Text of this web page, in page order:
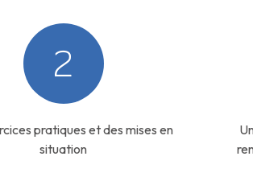
2
pratiques et des mises en
situation